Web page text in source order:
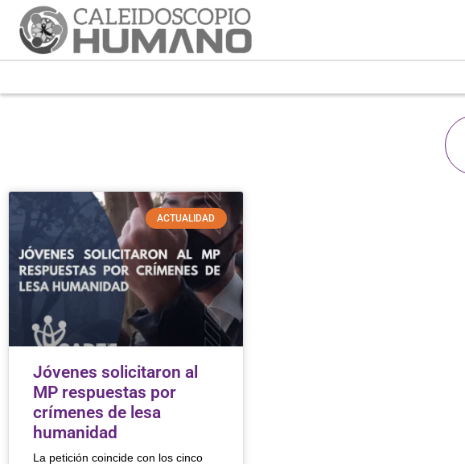
ACTUALIDAD
Jóvenes solicitaron al
MP respuestas por
crímenes de lesa
humanidad
La petición coincide con los cinco